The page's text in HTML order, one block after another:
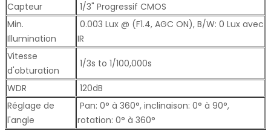
Capteur
1/3" Progressif CMOS
Min.
Illumination
0.003 Lux @ (F1.4, AGC ON), B/W: 0 Lux avec
IR
Vitesse
d'obturation
1/3s to 1/100,000s
WDR
120dB
Réglage de
l'angle
Pan: 0° à 360°, inclinaison: 0° à 90°,
rotation: 0° à 360°